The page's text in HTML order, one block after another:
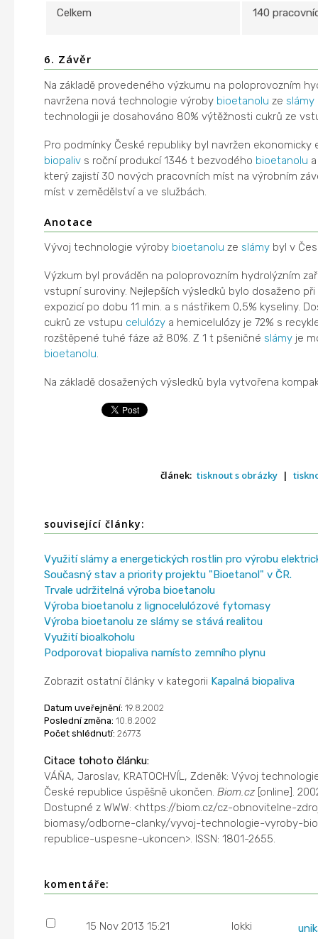
Celkem 140
6. Závěr
Na základě provedeného výzkumu na poloprovozním
navržena nová technologie výroby bioetanolu ze slámy
technologii je dosahováno 80% výtěžnosti cukrů ze
Pro podmínky České republiky byl navržen
biopalivs roční produkcí 1346 t bezvodého bioetanolu
který zajistí 30 nových pracovních míst na výrobním
míst v zemědělství a ve službách.
Anotace
Vývoj technologie výroby bioetanolu ze slámybyl v
Výzkum byl prováděn na poloprovozním hydrolýzním
vstupní suroviny. Nejlepších výsledků bylo dosaženo při
expozicí po dobu 11 min. a s nástřikem 0,5% kyseliny.
cukrů ze vstupu celulózya hemicelulózy je 72% s
rozštěpené tuhé fáze až 80%. Z 1 t pšeničné slámyje
bioetanolu.
Na základě dosažených výsledků byla vytvořena
článek: tisknout s obrázky |
související články:
Využití slámy a energetických rostlin pro výrobu
Současný stav a priority projektu "Bioetanol" v ČR.
Trvale udržitelná výroba bioetanolu
Výroba bioetanolu z lignocelulózové fytomasy
Výroba bioetanolu ze slámy se stává realitou
Využití bioalkoholu
Podporovat biopaliva namísto zemního plynu
Zobrazit ostatní články v kategorii Kapalná biopaliva
Datum uveřejnění: 19.8.2002
Poslední změna: 10.8.2002
Počet shlédnutí: 26773
Citace tohoto článku:
VÁŇA, Jaroslav, KRATOCHVÍL, Zdeněk: Vývoj
České republice úspěšně ukončen. Biom.cz[online].
Dostupné z WWW: <https://biom.cz/cz-obnovitelne-
biomasy/odborne-clanky/vyvoj-technologie-vyroby-
republice-uspesne-ukoncen>. ISSN: 1801-2655.
komentáře:
15 Nov 2013 15:21 lokki